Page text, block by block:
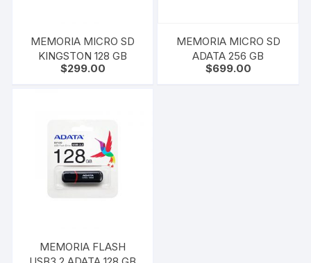
MEMORIA MICRO SD
KINGSTON 128 GB
$299.00
MEMORIA MICRO SD
ADATA 256 GB
$699.00
MEMORIA FLASH